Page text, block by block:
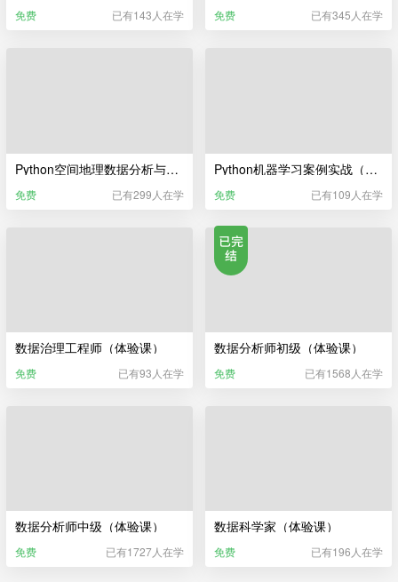
免费 已有143人在学 免费 已有345人在学
Python空间地理数据分析与可视化（体验课）
免费 已有299人在学
Python机器学习案例实战（体验课）
免费 已有109人在学
数据治理工程师（体验课）
免费 已有93人在学
数据分析师初级（体验课）
免费 已有1568人在学
数据分析师中级（体验课）
免费 已有1727人在学
数据科学家（体验课）
免费 已有196人在学